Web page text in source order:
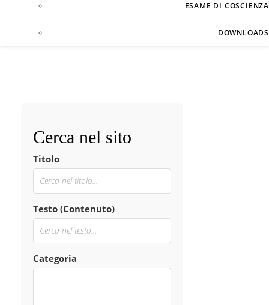
ESAME DI COSCIENZA
DOWNLOADS
Cerca nel sito
Titolo
Testo (Contenuto)
Categoria